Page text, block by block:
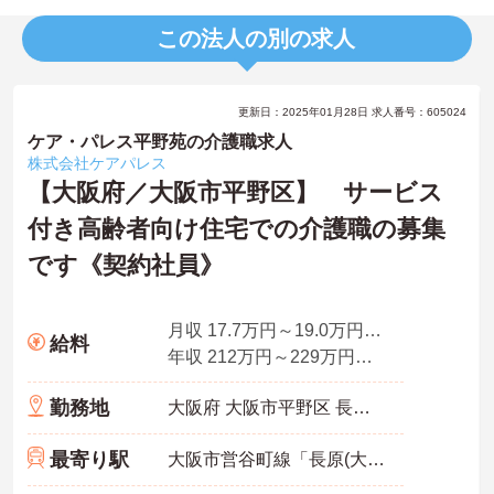
この法人の別の求人
更新日：2025年01月28日 求人番号：605024
ケア・パレス平野苑の介護職求人
株式会社ケアパレス
【大阪府／大阪市平野区】 サービス
付き高齢者向け住宅での介護職の募集
です《契約社員》
給料
月収 17.7万円～19.0万円程度
年収 212万円～229万円程度
勤務地 大阪府 大阪市平野区 長吉長原西4-6-13
最寄り駅 大阪市営谷町線「長原(大阪)駅」徒歩13分